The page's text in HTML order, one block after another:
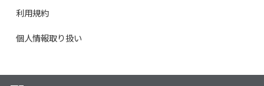
利用規約
個人情報取り扱い